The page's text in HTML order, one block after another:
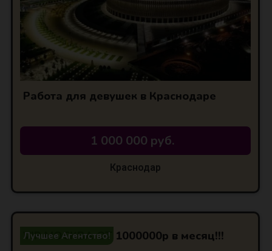
Работа для девушек в Краснодаре
1 000 000 руб.
Краснодар
Лучшее Агентство!
VIP МОСКВА ОТ 1000000р в месяц!!!